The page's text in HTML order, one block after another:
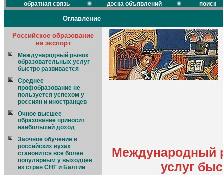
обратная связь
доска объявлений поиск
Оглавление
Российское образование
на экспорт
Международный рынок
образовательных услуг
быстро развивается
Среднее
профобразование не
пользуется успехом у
россиян и иностранцев
Очное высшее
образование приносит
наибольший доход
Заочное обучение в
российских вузах
становится все более
популярным у выходцев
из стран СНГ и Балтии
Международный
услуг